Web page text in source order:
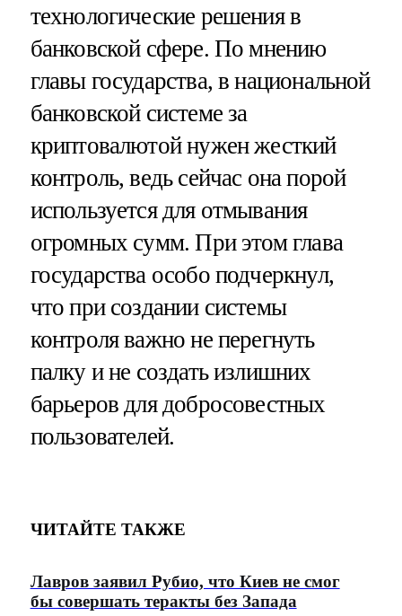
технологические решения в
банковской сфере. По мнению
главы государства, в национальной
банковской системе за
криптовалютой нужен жесткий
контроль, ведь сейчас она порой
используется для отмывания
огромных сумм. При этом глава
государства особо подчеркнул,
что при создании системы
контроля важно не перегнуть
палку и не создать излишних
барьеров для добросовестных
пользователей.
ЧИТАЙТЕ ТАКЖЕ
Лавров заявил Рубио, что Киев не смог
бы совершать теракты без Запада